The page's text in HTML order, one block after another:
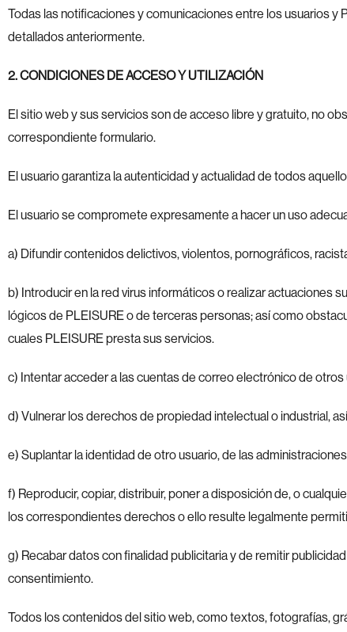
Todas las notificaciones y comunicaciones entre los usuarios
detallados anteriormente.
2. CONDICIONES DE ACCESO Y UTILIZACIÓN
El sitio web y sus servicios son de acceso libre y gratuito, no
correspondiente formulario.
El usuario garantiza la autenticidad y actualidad de todos
El usuario se compromete expresamente a hacer un uso
a) Difundir contenidos delictivos, violentos, pornográficos,
b) Introducir en la red virus informáticos o realizar actuaciones
lógicos de PLEISURE o de terceras personas; así como
cuales PLEISURE presta sus servicios.
c) Intentar acceder a las cuentas de correo electrónico de
d) Vulnerar los derechos de propiedad intelectual o industrial,
e) Suplantar la identidad de otro usuario, de las
f) Reproducir, copiar, distribuir, poner a disposición de, o
los correspondientes derechos o ello resulte legalmente
g) Recabar datos con finalidad publicitaria y de remitir
consentimiento.
Todos los contenidos del sitio web, como textos, fotografías,